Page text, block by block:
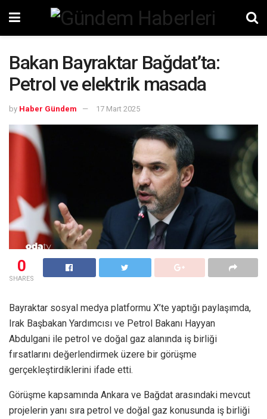
Bakan Bayraktar Bağdat’ta:
Petrol ve elektrik masada
by Haber Gündem 17 Mart 2025
0
SHARES
Bayraktar sosyal medya platformu X’te yaptığı paylaşımda,
Irak Başbakan Yardımcısı ve Petrol Bakanı Hayyan
Abdulgani ile petrol ve doğal gaz alanında iş birliği
fırsatlarını değerlendirmek üzere bir görüşme
gerçekleştirdiklerini ifade etti.
Görüşme kapsamında Ankara ve Bağdat arasındaki mevcut
projelerin yanı sıra petrol ve doğal gaz konusunda iş birliği